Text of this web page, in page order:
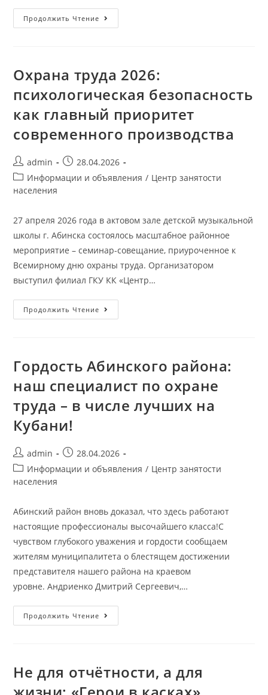
Продолжить Чтение
Охрана труда 2026:
психологическая безопасность
как главный приоритет
современного производства
admin
28.04.2026
Информации и объявления / Центр занятости
населения
27 апреля 2026 года в актовом зале детской музыкальной
школы г. Абинска состоялось масштабное районное
мероприятие – семинар-совещание, приуроченное к
Всемирному дню охраны труда. Организатором
выступил филиал ГКУ КК «Центр…
Продолжить Чтение
Гордость Абинского района:
наш специалист по охране
труда – в числе лучших на
Кубани!
admin
28.04.2026
Информации и объявления / Центр занятости
населения
Абинский район вновь доказал, что здесь работают
настоящие профессионалы высочайшего класса!С
чувством глубокого уважения и гордости сообщаем
жителям муниципалитета о блестящем достижении
представителя нашего района на краевом
уровне. Андриенко Дмитрий Сергеевич,…
Продолжить Чтение
Не для отчётности, а для